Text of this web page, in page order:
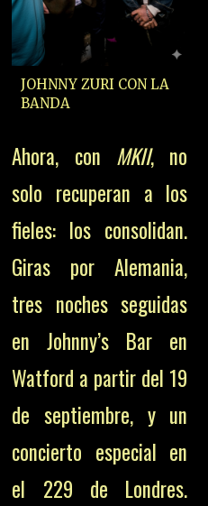
JOHNNY ZURI CON LA
BANDA
Ahora, con MKII, no
solo recuperan a los
fieles: los consolidan.
Giras por Alemania,
tres noches seguidas
en Johnny’s Bar en
Watford a partir del 19
de septiembre, y un
concierto especial en
el 229 de Londres.